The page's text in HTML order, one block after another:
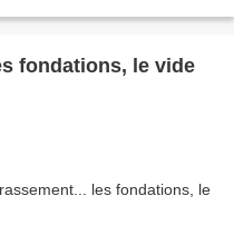
fondations, le vide